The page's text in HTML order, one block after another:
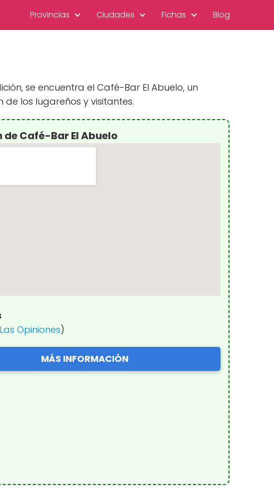
Provincias Ciudades Fichas Blog
se encuentra el Café-Bar El Abuelo, un
los lugareños y visitantes.
Café-Bar El Abuelo
Opiniones)
MÁS INFORMACIÓN